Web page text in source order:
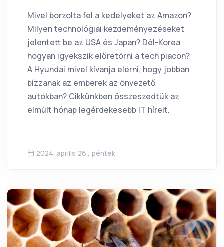
Mivel borzolta fel a kedélyeket az Amazon?
Milyen technológiai kezdeményezéseket
jelentett be az USA és Japán? Dél-Korea
hogyan igyekszik előretörni a tech piacon?
A Hyundai mivel kívánja elérni, hogy jobban
bízzanak az emberek az önvezető
autókban? Cikkünkben összeszedtük az
elmúlt hónap legérdekesebb IT híreit.
2024. április 26., péntek